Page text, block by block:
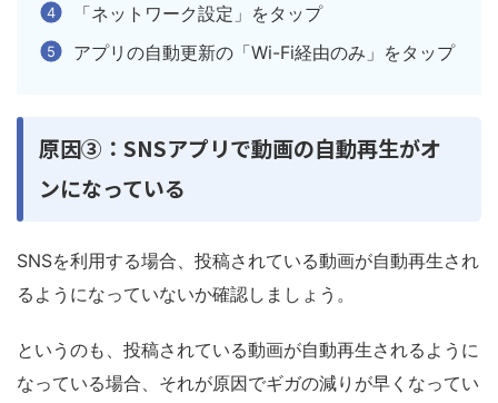
「ネットワーク設定」をタップ
アプリの自動更新の「Wi-Fi経由のみ」をタップ
原因③：SNSアプリで動画の自動再生がオ
ンになっている
SNSを利用する場合、投稿されている動画が自動再生され
るようになっていないか確認しましょう。
というのも、投稿されている動画が自動再生されるように
なっている場合、それが原因でギガの減りが早くなってい